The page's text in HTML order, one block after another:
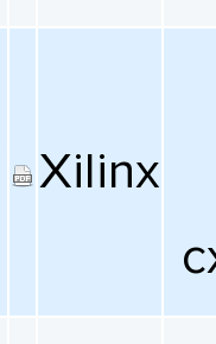
Xilinx